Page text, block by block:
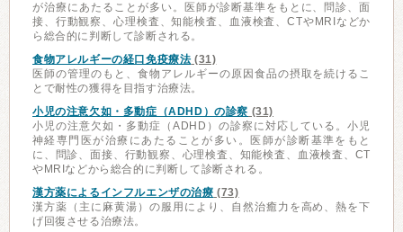
が治療にあたることが多い。医師が診断基準をもとに、問診、面
接、行動観察、心理検査、知能検査、血液検査、CTやMRIなどか
ら総合的に判断して診断される。
食物アレルギーの経口免疫療法 (31)
医師の管理のもと、食物アレルギーの原因食品の摂取を続けるこ
とで耐性の獲得を目指す治療法。
小児の注意欠如・多動症（ADHD）の診察 (31)
小児の注意欠如・多動症（ADHD）の診察に対応している。小児
神経専門医が治療にあたることが多い。医師が診断基準をもと
に、問診、面接、行動観察、心理検査、知能検査、血液検査、CT
やMRIなどから総合的に判断して診断される。
漢方薬によるインフルエンザの治療 (73)
漢方薬（主に麻黄湯）の服用により、自然治癒力を高め、熱を下
げ回復させる治療法。